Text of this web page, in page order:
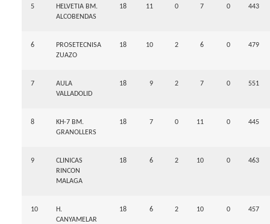
5
HELVETIA BM.
ALCOBENDAS
18 11 0 7 0 443
6
PROSETECNISA
ZUAZO
18 10 2 6 0 479
7
AULA
VALLADOLID
18 9 2 7 0 551
8
KH-7 BM.
GRANOLLERS
18 7 0 11 0 445
9
CLINICAS
RINCON
MALAGA
18 6 2 10 0 463
10
H.
CANYAMELAR
18 6 2 10 0 457